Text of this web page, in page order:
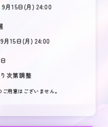
月15日(月) 24:00
月15日(月) 24:00
次第調整
用意はございません。